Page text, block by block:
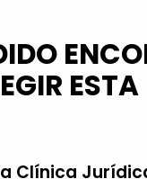
ESTA
Clínica